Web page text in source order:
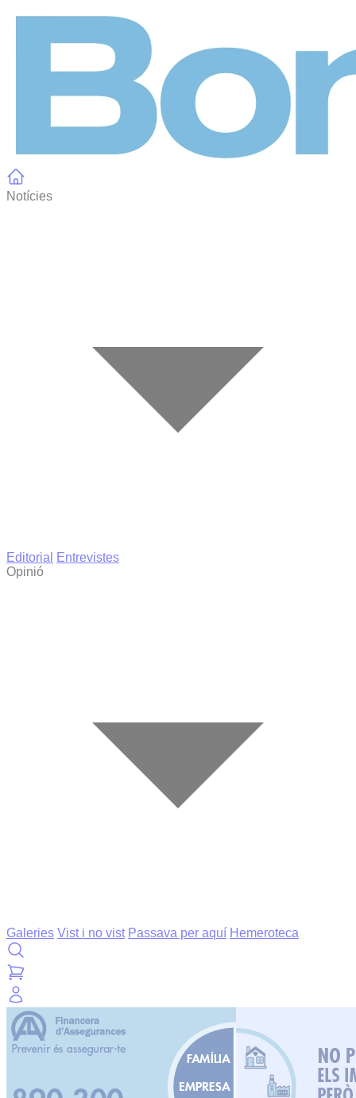
Notícies
Editorial
Entrevistes
Opinió
Galeries Vist i no vist Passava per aquí Hemeroteca